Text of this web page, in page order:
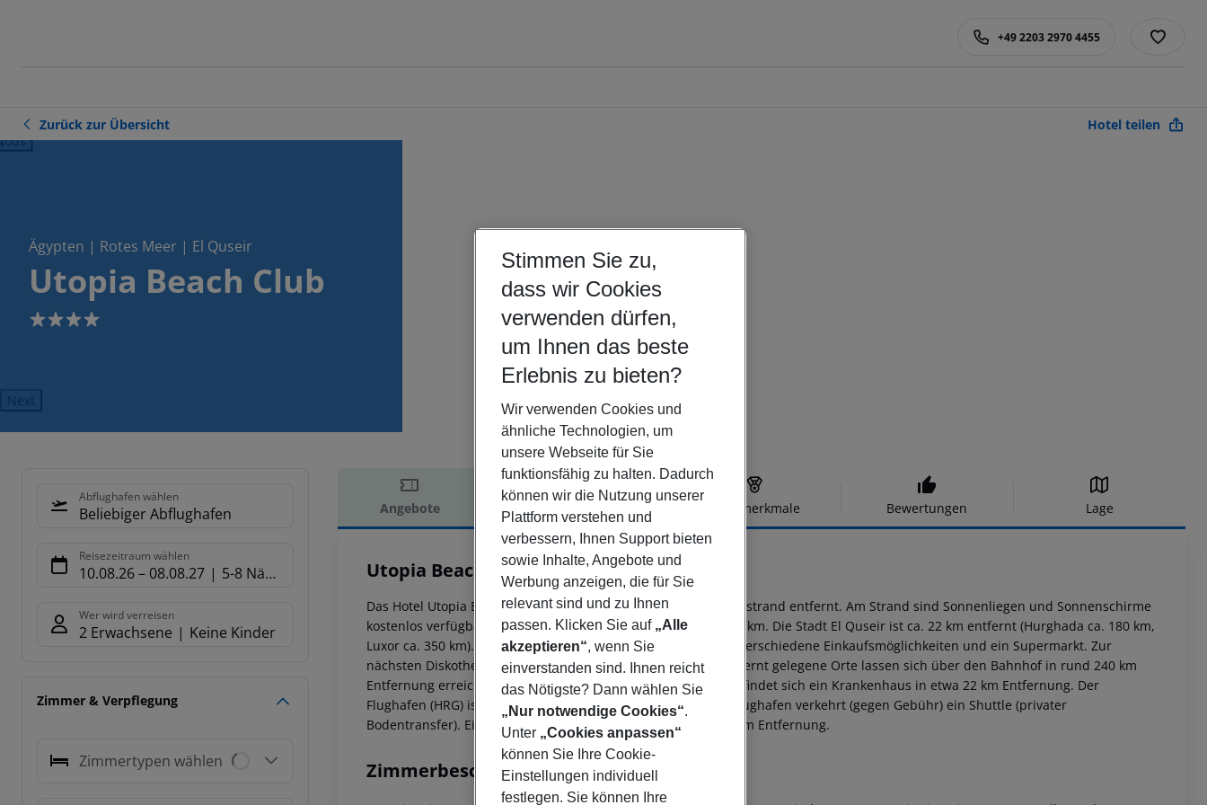
+49 2203 2970 4455
Zurück zur Übersicht Hotel teilen
Ägypten | Rotes Meer | El Quseir
Utopia Beach Club
4
Next
Abflughafen wählen
Beliebiger Abflughafen
Reisezeitraum wählen
10.08.26– 08.08.27 5-8 Nächte
Wer wird verreisen
2 Erwachsene Keine Kinder
Zimmer & Verpflegung
Zimmertypen wählen
Angebote Hotelbeschreibung Hotelmerkmale Bewertungen Lage
Hotelbeschreibung
Utopia Beach Club
4
Das Hotel Utopia Beach Club liegt ca. 200 m vom privaten Sandstrand entfernt. Am Strand sind Sonnenliegen und Sonnenschirme
kostenlos verfügbar. Zum touristischen Zentrum sind es ca. 40 km. Die Stadt El Quseir ist ca. 22 km entfernt (Hurghada ca. 180 km,
Luxor ca. 350 km). In der Umgebung des Hotels befinden sich verschiedene Einkaufsmöglichkeiten und ein Supermarkt. Zur
nächsten Diskothek gelangt man nach rund 20 km. Weiter entfernt gelegene Orte lassen sich über den Bahnhof in rund 240 km
Entfernung erreichen. Zur ärztlichen Versorgung im Notfall befindet sich ein Krankenhaus in etwa 22 km Entfernung. Der
Flughafen (HRG) ist ca. 181 km entfernt. Zwischen Hotel und Flughafen verkehrt (gegen Gebühr) ein Shuttle (privater
Bodentransfer). Ein weiterer Flughafen (RMF) liegt in etwa 40 km Entfernung.
Zimmerbeschreibung
Stimmen Sie zu,
dass wir Cookies
verwenden dürfen,
um Ihnen das beste
Erlebnis zu bieten?
Wir verwenden Cookies und
ähnliche Technologien, um
unsere Webseite für Sie
funktionsfähig zu halten. Dadurch
können wir die Nutzung unserer
Plattform verstehen und
verbessern, Ihnen Support bieten
sowie Inhalte, Angebote und
Werbung anzeigen, die für Sie
relevant sind und zu Ihnen
passen. Klicken Sie auf „Alle
akzeptieren“, wenn Sie
einverstanden sind. Ihnen reicht
das Nötigste? Dann wählen Sie
„Nur notwendige Cookies“.
Unter „Cookies anpassen“
können Sie Ihre Cookie-
Einstellungen individuell
festlegen. Sie können Ihre